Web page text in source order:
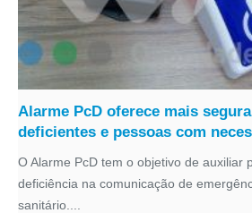
Alarme PcD oferece mais
deficientes e pessoas com
O Alarme PcD tem o objetivo de auxiliar
deficiência na comunicação de
sanitário....